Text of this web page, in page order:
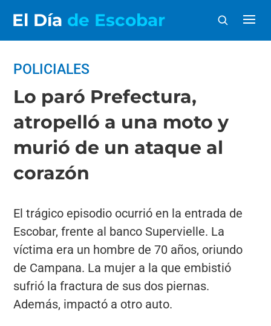
El Día de Escobar
POLICIALES
Lo paró Prefectura,
atropelló a una moto y
murió de un ataque al
corazón
El trágico episodio ocurrió en la entrada de
Escobar, frente al banco Supervielle. La
víctima era un hombre de 70 años, oriundo
de Campana. La mujer a la que embistió
sufrió la fractura de sus dos piernas.
Además, impactó a otro auto.